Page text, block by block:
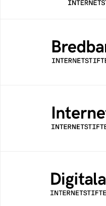
Ett digitalt
av
Öppen digital
för alla